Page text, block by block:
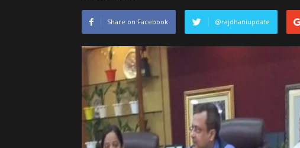
Share on Facebook @rajdhaniupdate